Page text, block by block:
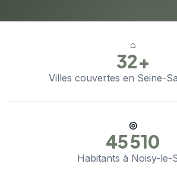
⌂
32+
Villes couvertes en Seine-
◎
45 510
Habitants à Noisy-le-